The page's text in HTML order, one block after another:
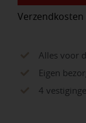
Alles voor
Eigen
4